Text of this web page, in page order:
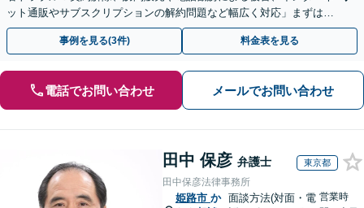
ット通販やサブスクリプションの解約問題など幅広く対応」まずは一
度ご相談ください【休日・夜間相談可】
事例を見る(3件) 料金表を見る
電話でお問い合わせ メールでお問い合わせ
田中 保彦 弁護士 東京都
田中保彦法律事務所
姫路市 か 面談方法(対面・電 営業時